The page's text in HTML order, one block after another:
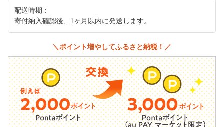
配送時期：
寄付納入確認後、1ヶ月以内に発送します。
＼ポイント増やしてふるさと納税！／